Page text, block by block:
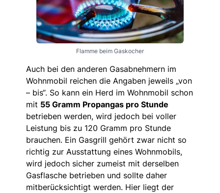
Flamme beim Gaskocher
Auch bei den anderen Gasabnehmern im
Wohnmobil reichen die Angaben jeweils „von
– bis“. So kann ein Herd im Wohnmobil schon
mit 55 Gramm Propangas pro Stunde
betrieben werden, wird jedoch bei voller
Leistung bis zu 120 Gramm pro Stunde
brauchen. Ein Gasgrill gehört zwar nicht so
richtig zur Ausstattung eines Wohnmobils,
wird jedoch sicher zumeist mit derselben
Gasflasche betrieben und sollte daher
mitberücksichtigt werden. Hier liegt der